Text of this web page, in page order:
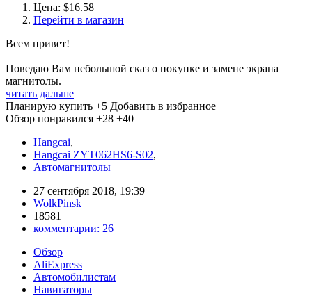
Цена: $16.58
Перейти в магазин
Всем привет!
Поведаю Вам небольшой сказ о покупке и замене экрана
магнитолы.
читать дальше
Планирую купить +5 Добавить в избранное
Обзор понравился +28 +40
Hangcai,
Hangcai ZYT062HS6-S02,
Автомагнитолы
27 сентября 2018, 19:39
WolkPinsk
18581
комментарии: 26
Обзор
AliExpress
Автомобилистам
Навигаторы